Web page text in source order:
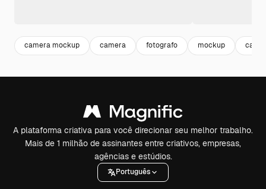
camera mockup camera fotografo mockup
A plataforma criativa para você direcionar seu melhor trabalho.
Mais de 1 milhão de assinantes entre criativos, empresas,
agências e estúdios.
Português